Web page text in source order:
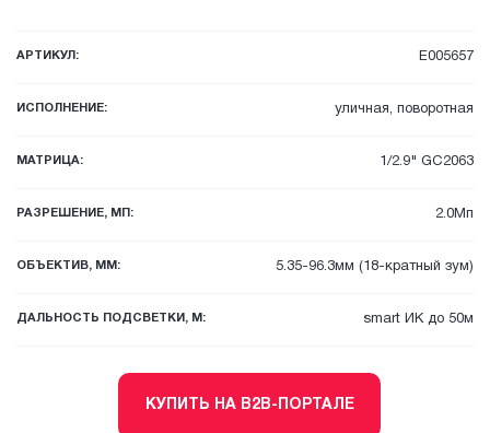
АРТИКУЛ: E005657
ИСПОЛНЕНИЕ: уличная, поворотная
МАТРИЦА: 1/2.9" GC2063
РАЗРЕШЕНИЕ, МП: 2.0Мп
ОБЪЕКТИВ, ММ: 5.35-96.3мм (18-кратный зум)
ДАЛЬНОСТЬ ПОДСВЕТКИ, М: smart ИК до 50м
КУПИТЬ НА B2B-ПОРТАЛЕ